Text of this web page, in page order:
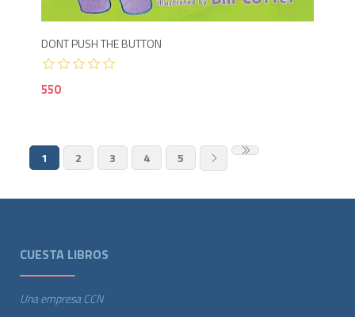
DONT PUSH THE BUTTON
550
1 2 3 4 5
CUESTA LIBROS
Una empresa CCN